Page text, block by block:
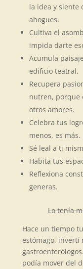
la idea y siente
ahogues.
Cultiva el
impida darte
Acumula
edificio teatral.
Recupera
nutren, porque
otros amores.
Celebra tus
menos, es
Sé leal a ti
Habita tus
Reflexiona
generas.
Lo tenía
Hace un tiempo
estómago, invertí
podía mover del